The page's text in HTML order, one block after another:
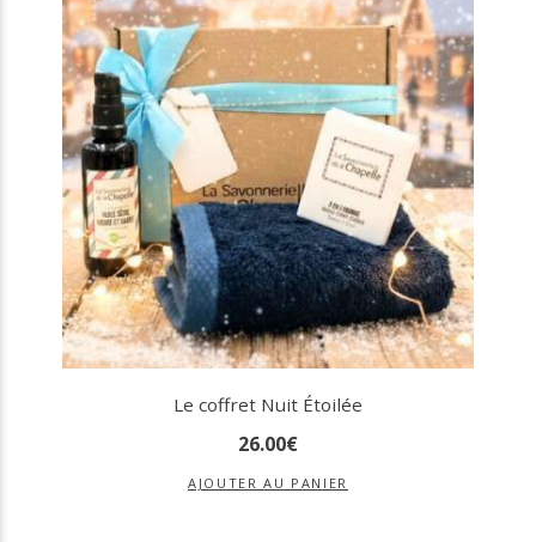
Le coffret Nuit Étoilée
26.00€
AJOUTER AU PANIER